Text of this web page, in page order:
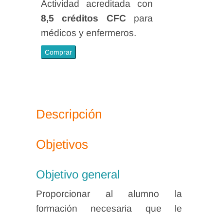
Actividad acreditada con
8,5 créditos CFC para
médicos y enfermeros.
Heridas
Comprar
Descripción
Objetivos
Objetivo general
Proporcionar al alumno la
formación necesaria que le